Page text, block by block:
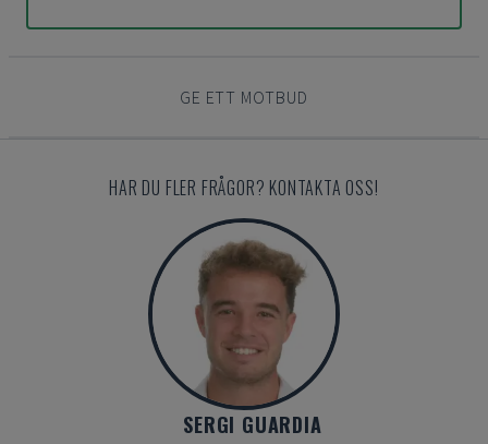
GE ETT MOTBUD
HAR DU FLER FRÅGOR? KONTAKTA OSS!
SERGI GUARDIA